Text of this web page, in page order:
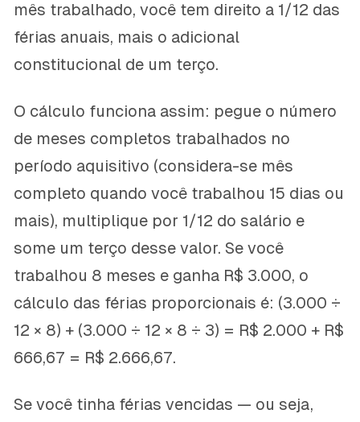
mês trabalhado, você tem direito a 1/12 das
férias anuais, mais o adicional
constitucional de um terço.
O cálculo funciona assim: pegue o número
de meses completos trabalhados no
período aquisitivo (considera-se mês
completo quando você trabalhou 15 dias ou
mais), multiplique por 1/12 do salário e
some um terço desse valor. Se você
trabalhou 8 meses e ganha R$ 3.000, o
cálculo das férias proporcionais é: (3.000 ÷
12 × 8) + (3.000 ÷ 12 × 8 ÷ 3) = R$ 2.000 + R$
666,67 = R$ 2.666,67.
Se você tinha férias vencidas — ou seja,